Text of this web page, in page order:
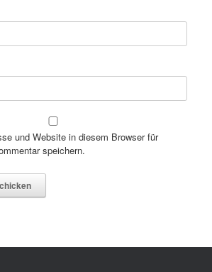
und Website in diesem Browser für
speichern.